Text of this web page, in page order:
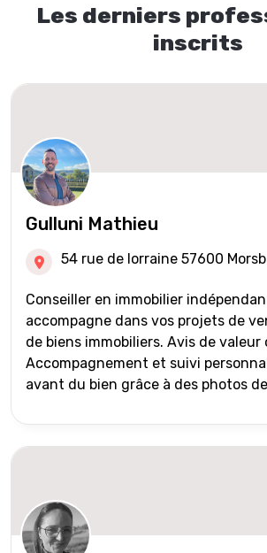
Les derniers
inscrits
Gulluni Mathieu
54 rue de lorraine 57600
Conseiller en immobilier
accompagne dans vos projets de
de biens immobiliers. Avis de valeur offert
Accompagnement et suivi
avant du bien grâce à des photos
international) Validation du
acquéreurs auprès de partenaires
réseau Iad France et Iad